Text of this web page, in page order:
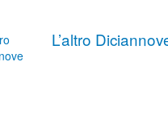
L’altro